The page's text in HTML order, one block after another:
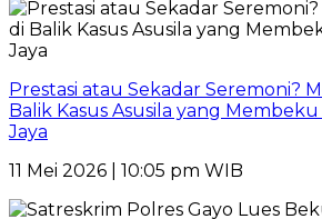
Prestasi atau Sekadar Seremoni?
Balik Kasus Asusila yang
Jaya
11 Mei 2026 | 10:05 pm WIB